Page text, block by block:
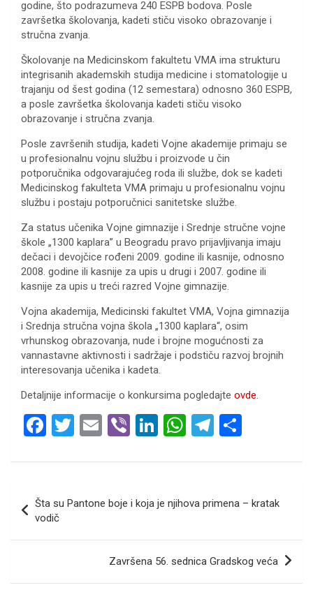
godine, što podrazumeva 240 ESPB bodova. Posle
završetka školovanja, kadeti stiču visoko obrazovanje i
stručna zvanja.
Školovanje na Medicinskom fakultetu VMA ima strukturu
integrisanih akademskih studija medicine i stomatologije u
trajanju od šest godina (12 semestara) odnosno 360 ESPB,
a posle završetka školovanja kadeti stiču visoko
obrazovanje i stručna zvanja.
Posle završenih studija, kadeti Vojne akademije primaju se
u profesionalnu vojnu službu i proizvode u čin
potporučnika odgovarajućeg roda ili službe, dok se kadeti
Medicinskog fakulteta VMA primaju u profesionalnu vojnu
službu i postaju potporučnici sanitetske službe.
Za status učenika Vojne gimnazije i Srednje stručne vojne
škole „1300 kaplara” u Beogradu pravo prijavljivanja imaju
dečaci i devojčice rođeni 2009. godine ili kasnije, odnosno
2008. godine ili kasnije za upis u drugi i 2007. godine ili
kasnije za upis u treći razred Vojne gimnazije.
Vojna akademija, Medicinski fakultet VMA, Vojna gimnazija
i Srednja stručna vojna škola „1300 kaplara“, osim
vrhunskog obrazovanja, nude i brojne mogućnosti za
vannastavne aktivnosti i sadržaje i podstiču razvoj brojnih
interesovanja učenika i kadeta.
Detaljnije informacije o konkursima pogledajte ovde.
F
ce
o
o
T
tt
E
ail
Vi
er
Li
ke
dI
n
W
at
A
p
p
T
e
a
m
ar
e
Кретање
чланка
Šta su Pantone boje i koja je njihova primena – kratak
vodič
Završena 56. sednica Gradskog veća